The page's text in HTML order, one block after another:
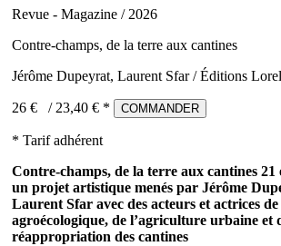
Revue - Magazine / 2026
Contre-champs, de la terre aux cantines
Jérôme Dupeyrat, Laurent Sfar / Éditions
26 € / 23,40 € * COMMANDER
* Tarif adhérent
Contre-champs, de la terre aux cantines 21
un projet artistique menés par Jérôme
Laurent Sfar avec des acteurs et actrices
agroécologique, de l’agriculture urbaine et
réappropriation des cantines